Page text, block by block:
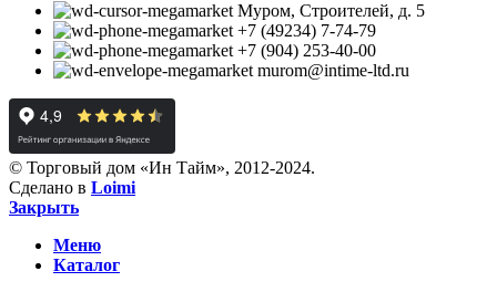
Муром, Строителей, д. 5
+7 (49234) 7-74-79
+7 (904) 253-40-00
murom@intime-ltd.ru
© Торговый дом «Ин Тайм», 2012-2024.
Сделано в Loimi
Закрыть
Меню
Каталог